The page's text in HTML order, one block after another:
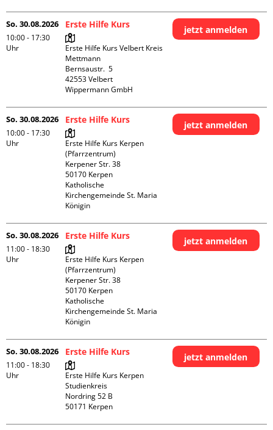
So. 30.08.2026
10:00 - 17:30
Uhr
Erste Hilfe Kurs
Erste Hilfe Kurs Velbert Kreis
Mettmann
Bernsaustr.  5
42553 Velbert
Wippermann GmbH
jetzt anmelden
So. 30.08.2026
10:00 - 17:30
Uhr
Erste Hilfe Kurs
Erste Hilfe Kurs Kerpen
(Pfarrzentrum)
Kerpener Str. 38
50170 Kerpen
Katholische
Kirchengemeinde St. Maria
Königin
jetzt anmelden
So. 30.08.2026
11:00 - 18:30
Uhr
Erste Hilfe Kurs
Erste Hilfe Kurs Kerpen
(Pfarrzentrum)
Kerpener Str. 38
50170 Kerpen
Katholische
Kirchengemeinde St. Maria
Königin
jetzt anmelden
So. 30.08.2026
11:00 - 18:30
Uhr
Erste Hilfe Kurs
Erste Hilfe Kurs Kerpen
Studienkreis
Nordring 52 B
jetzt anmelden